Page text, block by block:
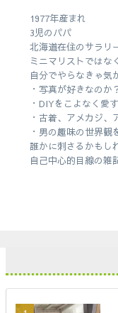
1977年産まれ
3児のパパ
北海道在住のサラリ
ミニマリストではな
自分でやらなきゃ気
・写真が好きなのか
・DIYをこよなく愛
・古着、アメカジ、
・男の趣味の世界
誰かに刺さるかもし
自己中心的目線の雑